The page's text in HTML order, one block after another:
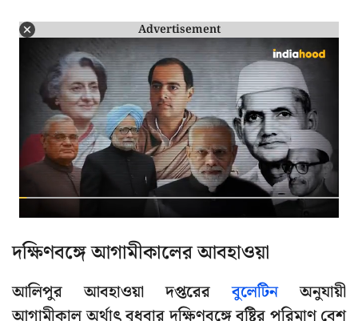
Advertisement
দক্ষিণবঙ্গে আগামীকালের আবহাওয়া
আলিপুর আবহাওয়া দপ্তরেরবুলেটিনঅনুযায়ী